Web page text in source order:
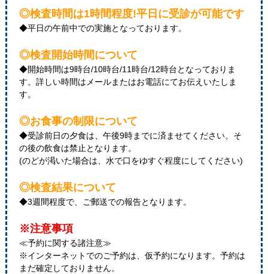
◎検査時間は1時間程度!平日に受診が可能です
◆平日の午前中での実施となっております。
◎検査開始時間について
◆開始時間は9時台/10時台/11時台/12時台となっておりま
す。詳しい時間はメールまたはお電話にてお伝えいたしま
す。
◎お食事の制限について
◆受診前日の夕食は、午後9時までに済ませてください。そ
の後の飲食は禁止となります。
(のどが渇いた場合は、水で口をゆすぐ程度にしてください)
◎検査結果について
◆3週間程度で、ご郵送での報告となります。
※注意事項
≪予約に関する諸注意≫
※インターネットでのご予約は、仮予約になります。予約は
まだ確定しておりません。